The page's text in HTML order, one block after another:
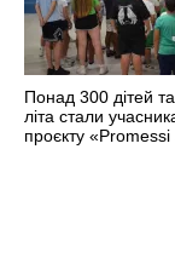
Понад 300 дітей та
літа стали
проєкту